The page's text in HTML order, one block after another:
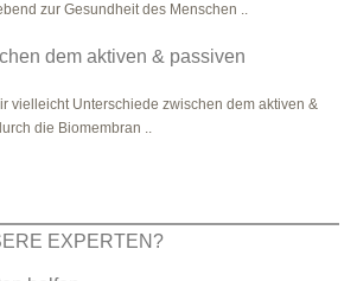
zur Gesundheit des Menschen ..
dem aktiven & passiven
vielleicht Unterschiede zwischen dem aktiven &
die Biomembran ..
EXPERTEN?